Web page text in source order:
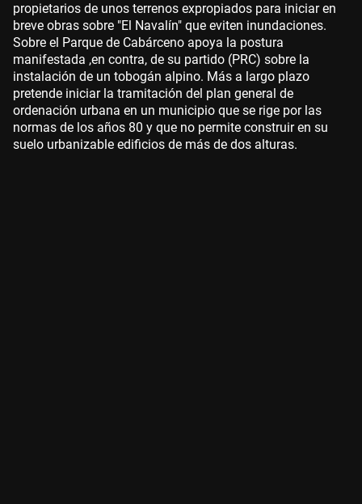
propietarios de unos terrenos expropiados para iniciar en
breve obras sobre "El Navalín" que eviten inundaciones.
Sobre el Parque de Cabárceno apoya la postura
manifestada ,en contra, de su partido (PRC) sobre la
instalación de un tobogán alpino. Más a largo plazo
pretende iniciar la tramitación del plan general de
ordenación urbana en un municipio que se rige por las
normas de los años 80 y que no permite construir en su
suelo urbanizable edificios de más de dos alturas.